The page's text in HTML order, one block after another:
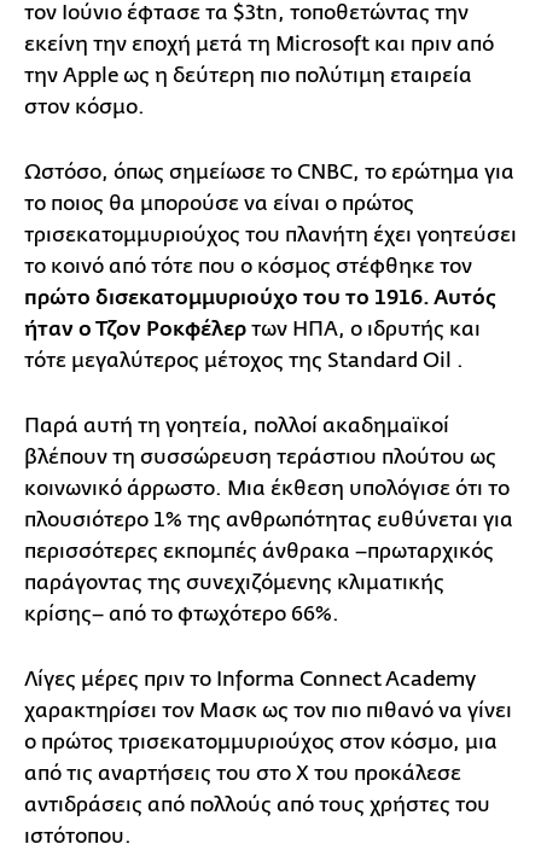
τον Ιούνιο έφτασε τα $3tn, τοποθετώντας την
εκείνη την εποχή μετά τη Microsoft και πριν από
την Apple ως η δεύτερη πιο πολύτιμη εταιρεία
στον κόσμο.
Ωστόσο, όπως σημείωσε το CNBC, το ερώτημα για
το ποιος θα μπορούσε να είναι ο πρώτος
τρισεκατομμυριούχος του πλανήτη έχει γοητεύσει
το κοινό από τότε που ο κόσμος στέφθηκε τον
πρώτο δισεκατομμυριούχο του το 1916. Αυτός
ήταν ο Τζον Ροκφέλερ των ΗΠΑ, ο ιδρυτής και
τότε μεγαλύτερος μέτοχος της Standard Oil .
Παρά αυτή τη γοητεία, πολλοί ακαδημαϊκοί
βλέπουν τη συσσώρευση τεράστιου πλούτου ως
κοινωνικό άρρωστο. Μια έκθεση υπολόγισε ότι το
πλουσιότερο 1% της ανθρωπότητας ευθύνεται για
περισσότερες εκπομπές άνθρακα –πρωταρχικός
παράγοντας της συνεχιζόμενης κλιματικής
κρίσης– από το φτωχότερο 66%.
Λίγες μέρες πριν το Informa Connect Academy
χαρακτηρίσει τον Μασκ ως τον πιο πιθανό να γίνει
ο πρώτος τρισεκατομμυριούχος στον κόσμο, μια
από τις αναρτήσεις του στο X του προκάλεσε
αντιδράσεις από πολλούς από τους χρήστες του
ιστότοπου.